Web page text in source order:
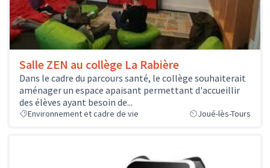
Salle ZEN au collège La Rabière
Dans le cadre du parcours santé, le collège souhaiterait
aménager un espace apaisant permettant d'accueillir
des élèves ayant besoin de...
Environnement et cadre de vie Joué-lès-Tours